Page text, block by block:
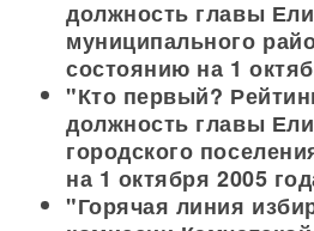
должность главы
муниципального
состоянию на 1
"Кто первый?
должность главы
городского
на 1 октября 2005
"Горячая линия